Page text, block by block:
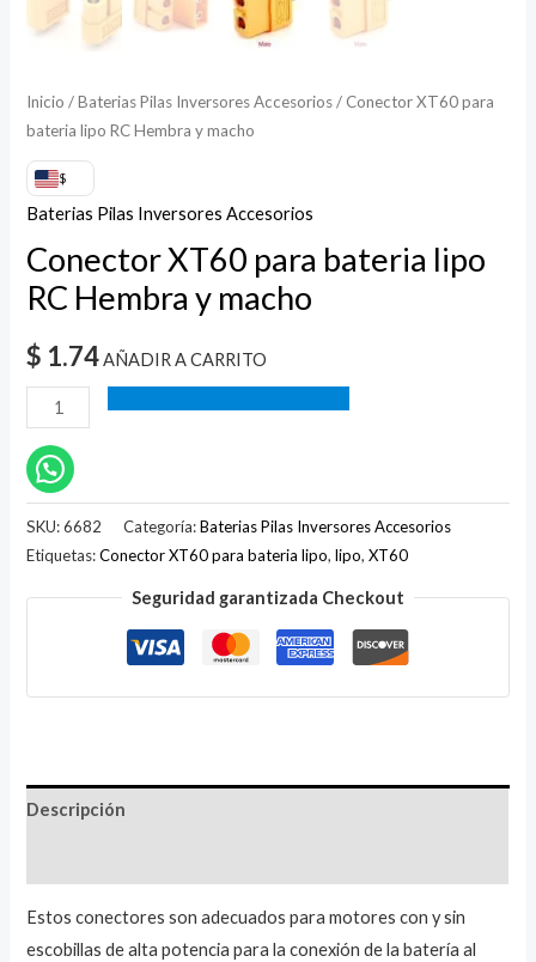
Inicio /Baterias Pilas Inversores Accesorios/ Conector XT60 para
bateria lipo RC Hembra y macho
$
Baterias Pilas Inversores Accesorios
Conector XT60 para bateria lipo
RC Hembra y macho
$ 1.74 AÑADIR A CARRITO
SKU:6682 Categoría:Baterias Pilas Inversores Accesorios
Etiquetas:Conector XT60 para bateria lipo,lipo,XT60
Seguridad garantizada Checkout
Descripción
Estos conectores son adecuados para motores con y sin
escobillas de alta potencia para la conexión de la batería al